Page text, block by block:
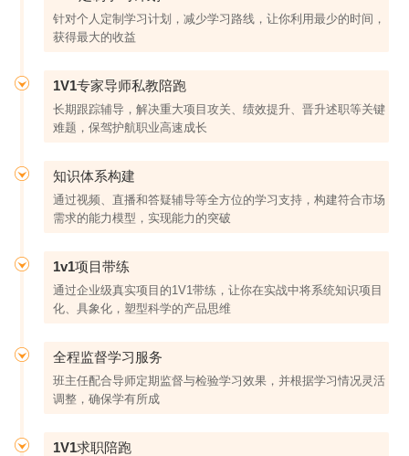
针对个人定制学习计划，减少学习路线，让你利用最少的时间，
获得最大的收益
1V1专家导师私教陪跑
长期跟踪辅导，解决重大项目攻关、绩效提升、晋升述职等关键
难题，保驾护航职业高速成长
知识体系构建
通过视频、直播和答疑辅导等全方位的学习支持，构建符合市场
需求的能力模型，实现能力的突破
1v1项目带练
通过企业级真实项目的1V1带练，让你在实战中将系统知识项目
化、具象化，塑型科学的产品思维
全程监督学习服务
班主任配合导师定期监督与检验学习效果，并根据学习情况灵活
调整，确保学有所成
1V1求职陪跑